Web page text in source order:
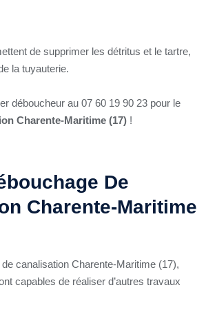
de supprimer les détritus et le tartre,
la tuyauterie.
déboucheur au 07 60 19 90 23 pour le
Charente-Maritime (17) !
De
Charente-Maritime
canalisation Charente-Maritime (17),
capables de réaliser d’autres travaux